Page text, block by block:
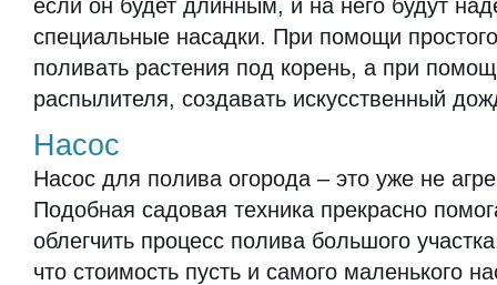
если он будет длинным, и на него будут
специальные насадки. При помощи
поливать растения под корень, а при
распылителя, создавать искусственный
Насос
Насос для полива огорода – это уже не
Подобная садовая техника прекрасно
облегчить процесс полива большого
что стоимость пусть и самого маленького